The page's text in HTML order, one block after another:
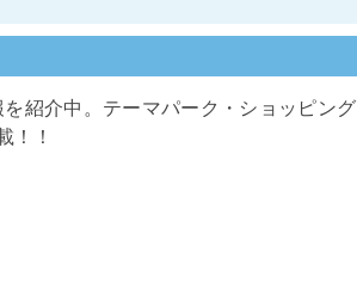
紹介中。テーマパーク・ショッピング
！！